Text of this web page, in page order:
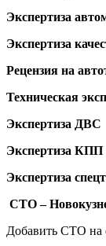
Экспертиза
Экспертиза
Рецензия на
Техническая
Экспертиза ДВС
Экспертиза КПП
Экспертиза
СТО –
Добавить СТО на